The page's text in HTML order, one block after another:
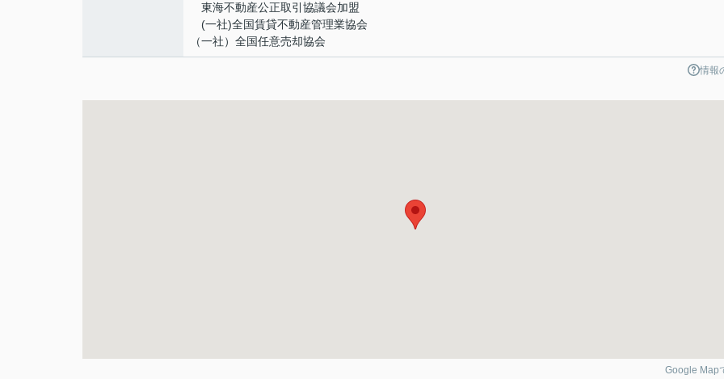
東海不動産公正取引協議会加盟
(一社)全国賃貸不動産管理業協会
（一社）全国任意売却協会
情報
Google Map